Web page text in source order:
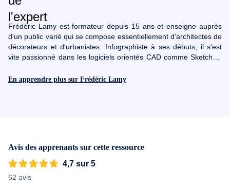
Frédéric Lamy est formateur depuis 15 ans et enseigne auprès
d'un public varié qui se compose essentiellement d'architectes de
décorateurs et d'urbanistes. Infographiste à ses débuts, il s'est
vite passionné dans les logiciels orientés CAD comme SketchUp
d'infographie dans la réalisation de projets 3D. L'avantage pour
En apprendre plus sur Frédéric Lamy
Avis des apprenants sur cette ressource
4,7 sur 5
62 avis